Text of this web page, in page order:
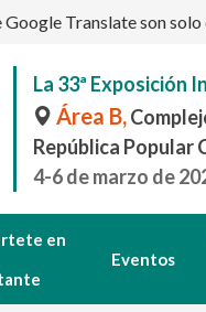
Translate son
La 33ª Exposición
Área B,
República Popular
4-6 de marzo de
en
Eventos